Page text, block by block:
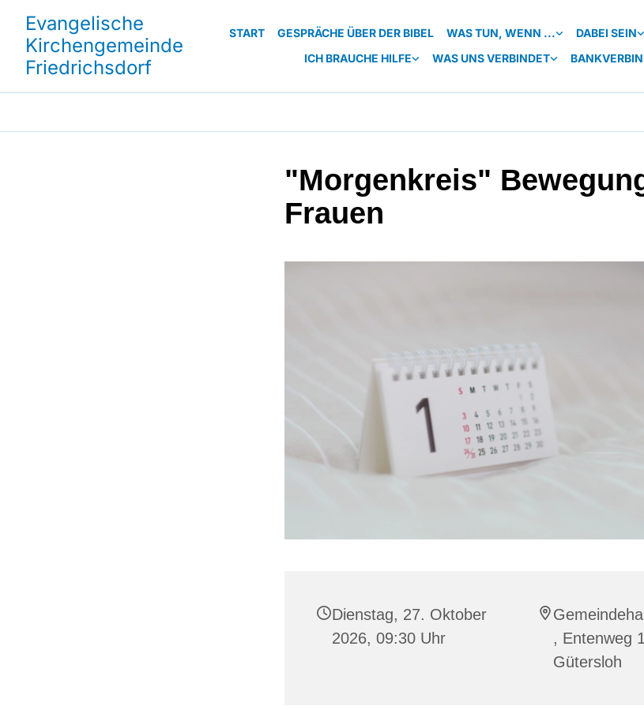
Evangelische
Kirchengemeinde
Friedrichsdorf
START GESPRÄCHE ÜBER DER BIBEL WAS TUN, WENN ... DABEI SEIN
ICH BRAUCHE HILFE
WAS UNS VERBINDET
"Morgenkreis"
Frauen
Dienstag, 27. Oktober
2026, 09:30 Uhr
, Entenweg
Gütersloh